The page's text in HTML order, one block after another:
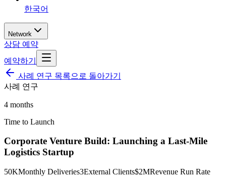
한국어
Network
상담 예약
예약하기
사례 연구 목록으로 돌아가기
사례 연구
4 months
Time to Launch
Corporate Venture Build: Launching a Last-Mile
Logistics Startup
50KMonthly Deliveries3External Clients$2MRevenue Run Rate